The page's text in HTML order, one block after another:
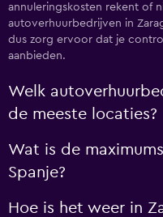
annuleringskosten rekent of
autoverhuurbedrijven in
dus zorg ervoor dat je
aanbieden.
Welk
de meeste locaties?
Wat is de
Spanje?
Hoe is het weer in